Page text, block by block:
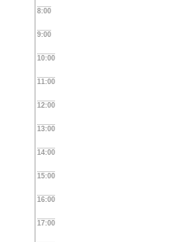
8:00
9:00
10:00
11:00
12:00
13:00
14:00
15:00
16:00
17:00